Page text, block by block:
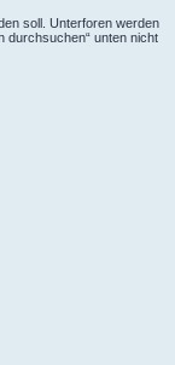
soll. Unterforen werden
durchsuchen“ unten nicht